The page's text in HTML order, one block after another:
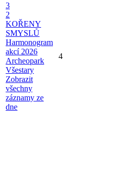
3
2
KOŘENY
SMYSLŮ
Harmonogram
akcí 2026
Archeopark
Všestary
Zobrazit
všechny
záznamy ze
dne
4